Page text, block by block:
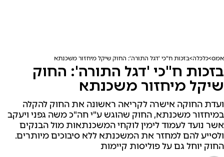
אמס כלכלה בזכות ח"כי 'דגל התורה': החוק שיקל מיחזור משכנתא
בזכות ח"כי 'דגל התורה': החוק
שיקל מיחזור משכנתא
ועדת החוקה אישרה לקריאה ראשונה את החוק להקלה
במיחזור משכנתא, החוק שהוגש ע"י חה"כ משה גפני ויעקב
אשר נועד לעמוד לימין לוקחי המשכנתאות מול הבנקים
ולסייע להם למחזר את המשכנתא ללא סיבוכים מיותרים.
החוק יוחל גם על פוליסות קיימות